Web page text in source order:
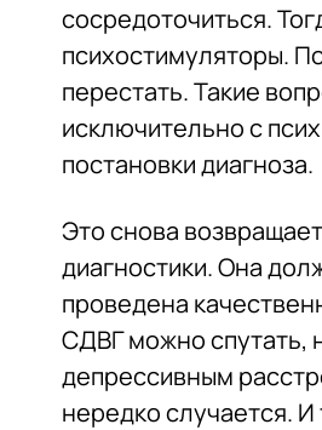
сосредоточиться.
психостимуляторы.
перестать. Такие
исключительно с
постановки диагноза.
Это снова
диагностики. Она
проведена
СДВГ можно спутать,
депрессивным
нередко случается.